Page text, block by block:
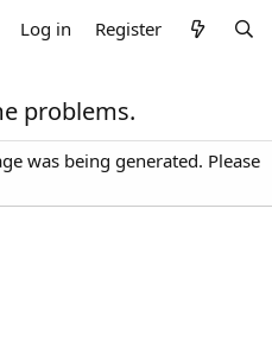
Log in Register
problems.
was being generated. Please